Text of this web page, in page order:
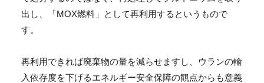
出し、「MOX燃料」として再利用するというもので
す。
再利用できれば廃棄物の量を減らせますし、ウランの輸
入依存度を下げるエネルギー安全保障の観点からも意義